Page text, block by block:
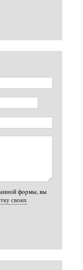
формы, вы
своих